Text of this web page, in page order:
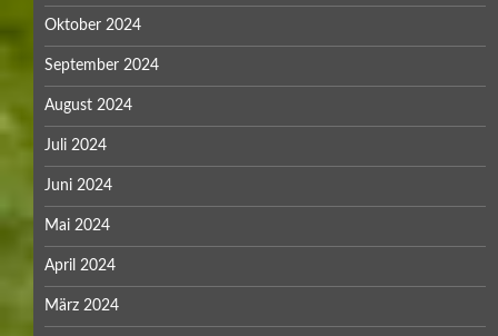
Oktober 2024
September 2024
August 2024
Juli 2024
Juni 2024
Mai 2024
April 2024
März 2024